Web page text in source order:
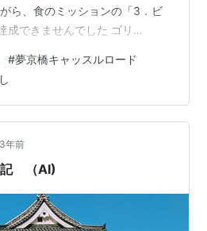
ら、食のミッションの「3．ビ
成できませんでした ゴリ
に尋ねたところ ビワマスの旬は
漁の解禁が６月からとのことで
ビワマスが一番お目にかかれな
ろでスカを食らうのは、いかに
鮮で脂ののったお刺身を食べ…
#夢京橋キャッスルロード
3年前
記 （AI)